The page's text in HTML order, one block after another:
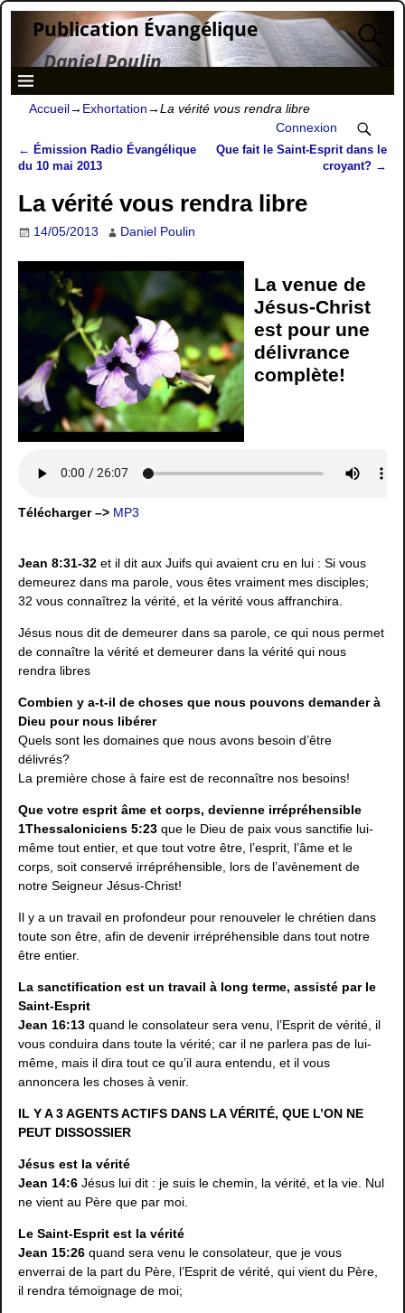
Publication Évangélique
Daniel Poulin
Accueil→ Exhortation→La vérité vous rendra libre
Connexion
Navigation des articles
← Émission Radio Évangélique
du 10 mai 2013
Que fait le Saint-Esprit dans le
croyant? →
La vérité vous rendra libre
14/05/2013 Daniel Poulin
La venue de
Jésus-Christ
est pour une
délivrance
complète!
Télécharger –> MP3
Jean 8:31-32 et il dit aux Juifs qui avaient cru en lui : Si vous
demeurez dans ma parole, vous êtes vraiment mes disciples;
32 vous connaîtrez la vérité, et la vérité vous affranchira.
Jésus nous dit de demeurer dans sa parole, ce qui nous permet
de connaître la vérité et demeurer dans la vérité qui nous
rendra libres
Combien y a-t-il de choses que nous pouvons demander à
Dieu pour nous libérer
Quels sont les domaines que nous avons besoin d’être
délivrés?
La première chose à faire est de reconnaître nos besoins!
Que votre esprit âme et corps, devienne irrépréhensible
1Thessaloniciens 5:23 que le Dieu de paix vous sanctifie lui-
même tout entier, et que tout votre être, l’esprit, l’âme et le
corps, soit conservé irrépréhensible, lors de l’avènement de
notre Seigneur Jésus-Christ!
Il y a un travail en profondeur pour renouveler le chrétien dans
toute son être, afin de devenir irrépréhensible dans tout notre
être entier.
La sanctification est un travail à long terme, assisté par le
Saint-Esprit
Jean 16:13 quand le consolateur sera venu, l’Esprit de vérité, il
vous conduira dans toute la vérité; car il ne parlera pas de lui-
même, mais il dira tout ce qu’il aura entendu, et il vous
annoncera les choses à venir.
IL Y A 3 AGENTS ACTIFS DANS LA VÉRITÉ, QUE L’ON NE
PEUT DISSOSSIER
Jésus est la vérité
Jean 14:6 Jésus lui dit : je suis le chemin, la vérité, et la vie. Nul
ne vient au Père que par moi.
Le Saint-Esprit est la vérité
Jean 15:26 quand sera venu le consolateur, que je vous
enverrai de la part du Père, l’Esprit de vérité, qui vient du Père,
il rendra témoignage de moi;